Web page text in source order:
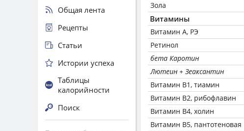
Зола
Витамины
Витамин А, РЭ
Ретинол
бета Каротин
Лютеин + Зеаксантин
Витамин В1, тиамин
Витамин В2, рибофлавин
Витамин В4, холин
Витамин В5, пантотеновая
Общая лента
Рецепты
Статьи
Истории успеха
Таблицы
калорийности
Поиск